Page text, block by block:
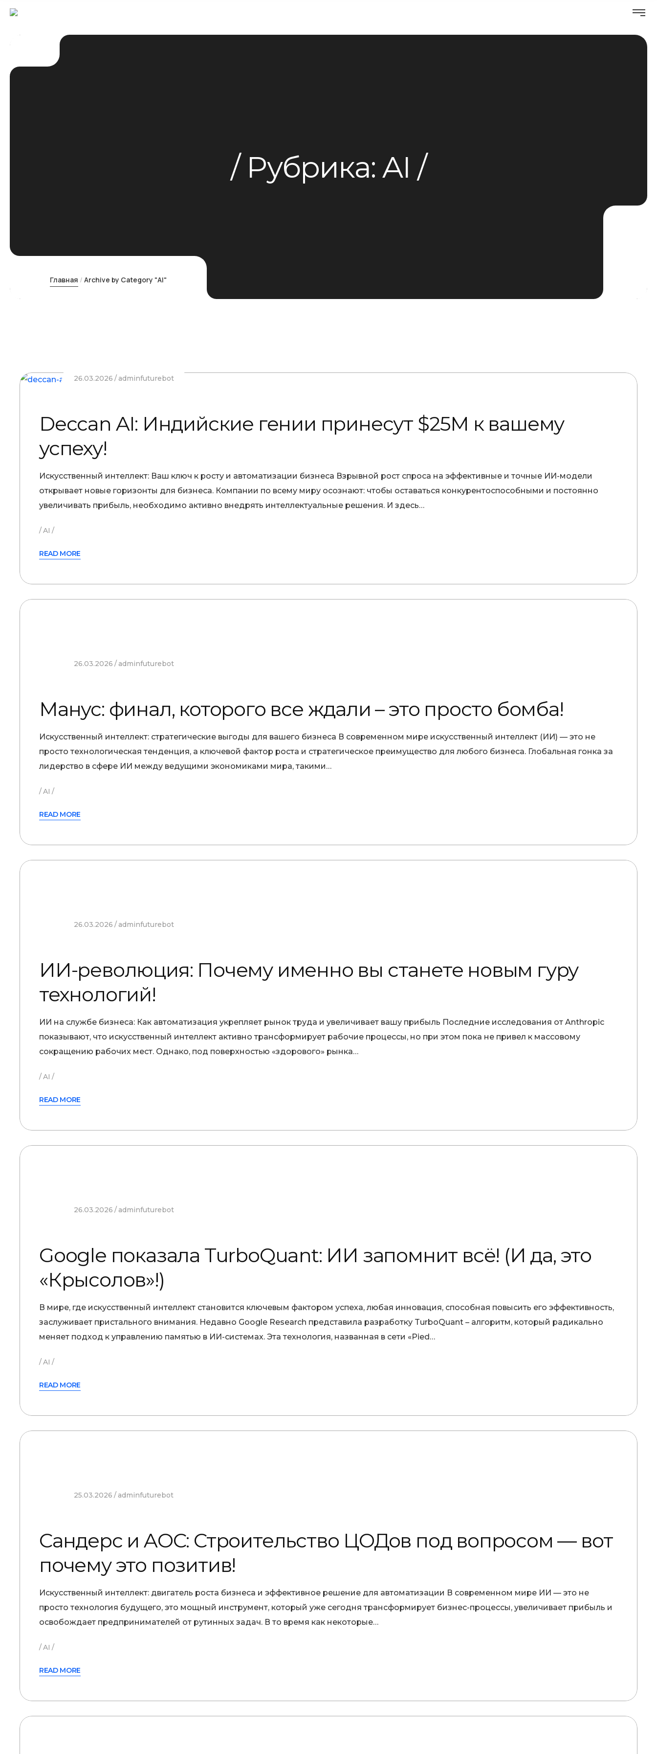
Рубрика:AI
Главная Archive by Category "AI"
26.03.2026 adminfuturebot
Deccan AI: Индийские гении принесут $25М к вашему
успеху!
Искусственный интеллект: Ваш ключ к росту и автоматизации бизнеса Взрывной рост спроса на эффективные и точные ИИ-модели
открывает новые горизонты для бизнеса. Компании по всему миру осознают: чтобы оставаться конкурентоспособными и постоянно
увеличивать прибыль, необходимо активно внедрять интеллектуальные решения. И здесь…
AI
READ MORE
26.03.2026 adminfuturebot
Манус: финал, которого все ждали – это просто бомба!
Искусственный интеллект: стратегические выгоды для вашего бизнеса В современном мире искусственный интеллект (ИИ) — это не
просто технологическая тенденция, а ключевой фактор роста и стратегическое преимущество для любого бизнеса. Глобальная гонка за
лидерство в сфере ИИ между ведущими экономиками мира, такими…
AI
READ MORE
26.03.2026 adminfuturebot
ИИ-революция: Почему именно вы станете новым гуру
технологий!
ИИ на службе бизнеса: Как автоматизация укрепляет рынок труда и увеличивает вашу прибыль Последние исследования от Anthropic
показывают, что искусственный интеллект активно трансформирует рабочие процессы, но при этом пока не привел к массовому
сокращению рабочих мест. Однако, под поверхностью «здорового» рынка…
AI
READ MORE
26.03.2026 adminfuturebot
Google показала TurboQuant: ИИ запомнит всё! (И да, это
«Крысолов»!)
В мире, где искусственный интеллект становится ключевым фактором успеха, любая инновация, способная повысить его эффективность,
заслуживает пристального внимания. Недавно Google Research представила разработку TurboQuant – алгоритм, который радикально
меняет подход к управлению памятью в ИИ-системах. Эта технология, названная в сети «Pied…
AI
READ MORE
25.03.2026 adminfuturebot
Сандерс и AOC: Строительство ЦОДов под вопросом — вот
почему это позитив!
Искусственный интеллект: двигатель роста бизнеса и эффективное решение для автоматизации В современном мире ИИ — это не
просто технология будущего, это мощный инструмент, который уже сегодня трансформирует бизнес-процессы, увеличивает прибыль и
освобождает предпринимателей от рутинных задач. В то время как некоторые…
AI
READ MORE